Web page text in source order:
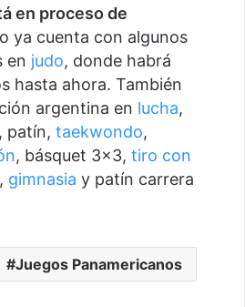
en proceso de
ya cuenta con algunos
en judo, donde habrá
hasta ahora. También
argentina en lucha,
patín, taekwondo,
, básquet 3×3, tiro con
gimnasia y patín carrera
Juegos Panamericanos